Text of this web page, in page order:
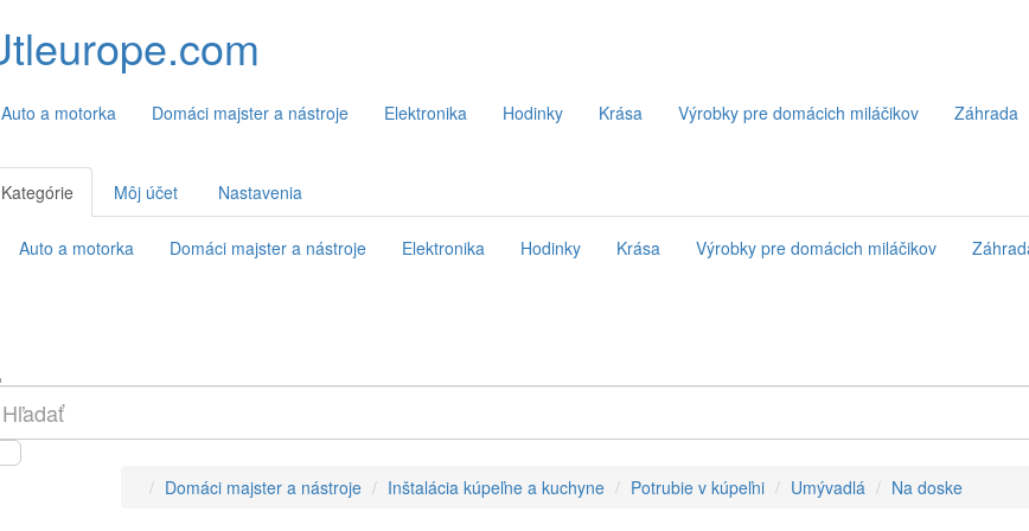
Auto a motorka Domáci majster a nástroje Elektronika Hodinky Krása Výrobky pre domácich miláčikov Záhrada
Kategórie Môj účet Nastavenia
Auto a motorka Domáci majster a nástroje Elektronika Hodinky Krása Výrobky pre domácich miláčikov
Domáci majster a nástroje Inštalácia kúpeľne a kuchyne Potrubie v kúpeľni Umývadlá Na doske